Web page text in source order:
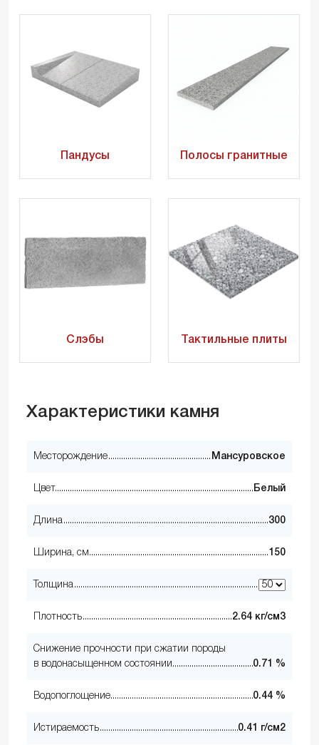
Пандусы Полосы гранитные
Слэбы Тактильные плиты
Характеристики камня
Месторождение Мансуровское
Цвет Белый
Длина 300
Ширина, см 150
Толщина
Плотность 2.64 кг/см3
Снижение прочности при сжатии породы
в водонасыщенном состоянии
0.71 %
Водопоглощение 0.44 %
Истираемость 0.41 г/см2